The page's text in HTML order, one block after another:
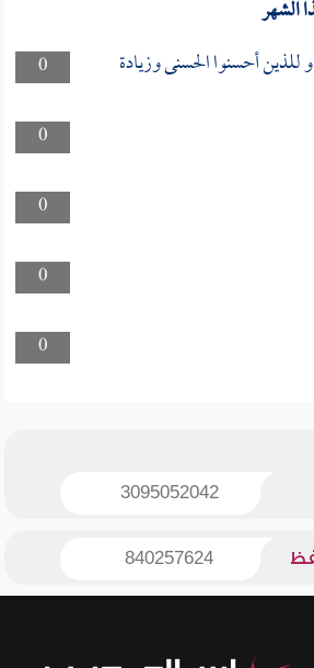
الشهر
0 للذين أحسنوا الحسنى وزيادة
0
0
0
0
3095052042
840257624